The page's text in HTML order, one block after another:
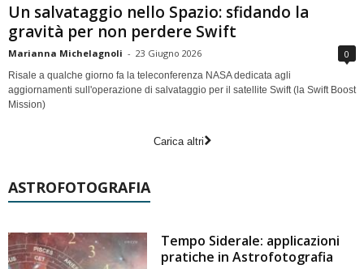
Un salvataggio nello Spazio: sfidando la
gravità per non perdere Swift
Marianna Michelagnoli - 23 Giugno 2026 0
Risale a qualche giorno fa la teleconferenza NASA dedicata agli
aggiornamenti sull'operazione di salvataggio per il satellite Swift (la Swift Boost
Mission)
Carica altri
ASTROFOTOGRAFIA
Tempo Siderale: applicazioni
pratiche in Astrofotografia